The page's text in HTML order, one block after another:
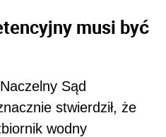
musi być
Sąd
stwierdził, że
wodny